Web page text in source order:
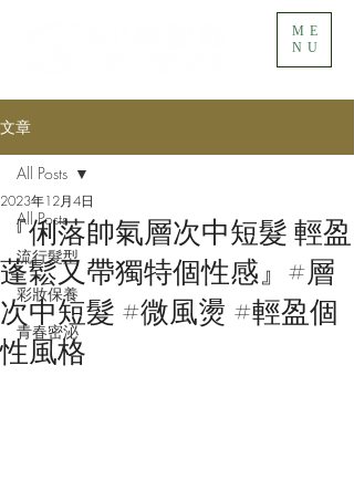
ME
NU
文章
All Posts
流行髮型
彩妝保養
青春密泌
All Posts
『俐落帥氣層次中短髮 輕盈
蓬鬆又帶獨特個性感』#層
次中短髮 #微風燙 #輕盈個
性風格
2023年12月4日